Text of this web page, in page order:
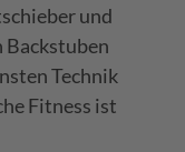
und
Backstuben
Technik
Fitness ist